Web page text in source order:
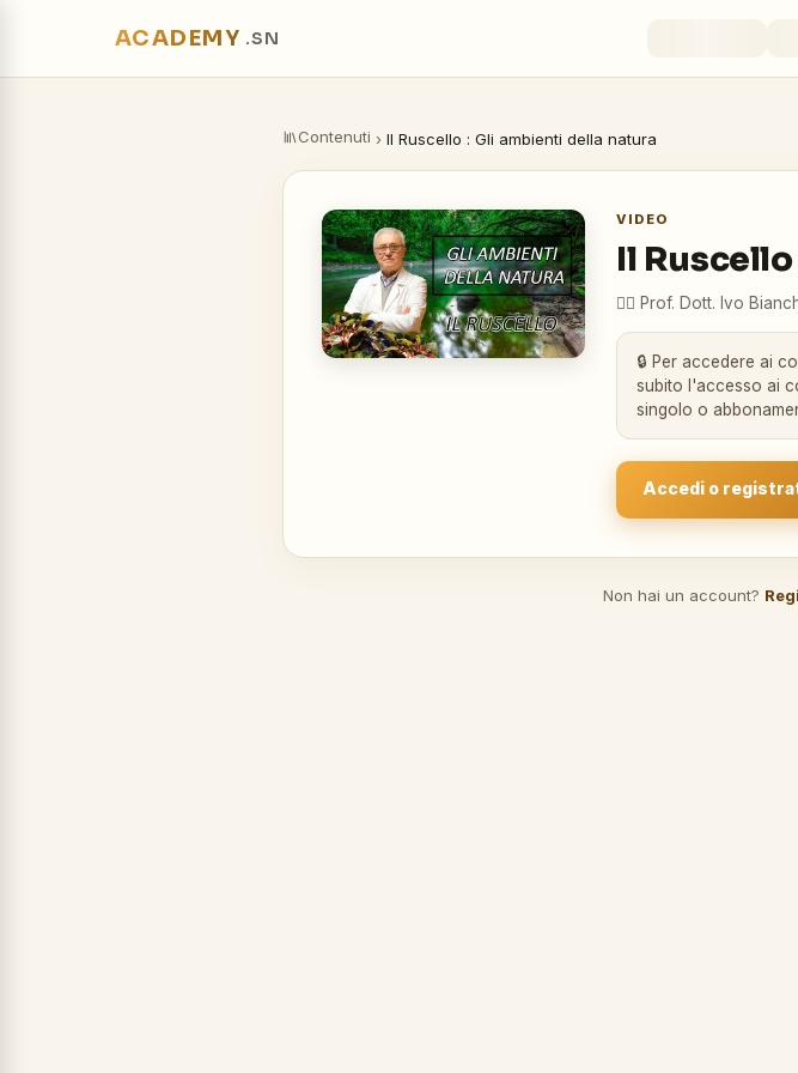
ACADEMY .SN
Contenuti › Il Ruscello : Gli ambienti della natura
VIDEO
Il
👨‍⚕️ Prof. Dott. Ivo
🔒 Per accedere ai
subito l'accesso ai
singolo o
Accedi o
Non hai un account?